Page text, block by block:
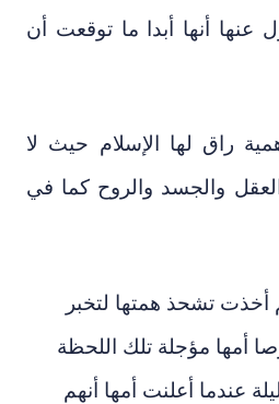
أنها أبدا ما توقعت أن
راق لها الإسلام حيث لا
والجسد والروح كما في
تشحذ همتها لتخبر
أمها مؤجلة تلك اللحظة
أعلنت أمها أنهم